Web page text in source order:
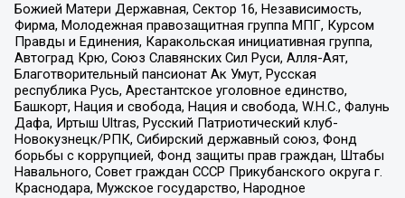
Божией Матери Державная, Сектор 16, Независимость,
Фирма, Молодежная правозащитная группа МПГ, Курсом
Правды и Единения, Каракольская инициативная группа,
Автоград Крю, Союз Славянских Сил Руси, Алля-Аят,
Благотворительный пансионат Ак Умут, Русская
республика Русь, Арестантское уголовное единство,
Башкорт, Нация и свобода, Нация и свобода, W.H.С., Фалунь
Дафа, Иртыш Ultras, Русский Патриотический клуб-
Новокузнецк/РПК, Сибирский державный союз, Фонд
борьбы с коррупцией, Фонд защиты прав граждан, Штабы
Навального, Совет граждан СССР Прикубанского округа г.
Краснодара, Мужское государство, Народное